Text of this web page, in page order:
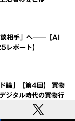
談相手」へ──【AI
レポート】
論」【第4回】 買物
ジタル時代の買物行